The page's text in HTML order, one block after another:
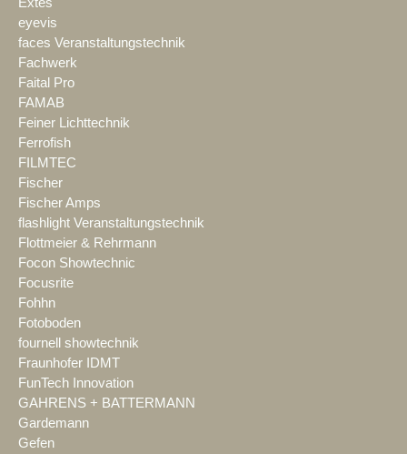
eyevis
faces Veranstaltungstechnik
Fachwerk
Faital Pro
FAMAB
Feiner Lichttechnik
Ferrofish
FILMTEC
Fischer
Fischer Amps
flashlight Veranstaltungstechnik
Flottmeier & Rehrmann
Focon Showtechnic
Focusrite
Fohhn
Fotoboden
fournell showtechnik
Fraunhofer IDMT
FunTech Innovation
GAHRENS + BATTERMANN
Gardemann
Gefen